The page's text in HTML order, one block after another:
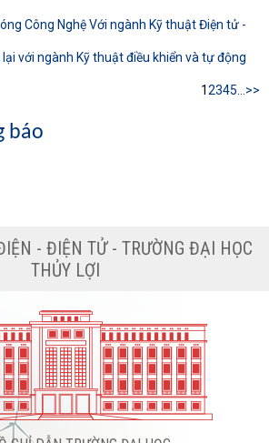
Công Nghệ Với ngành Kỹ thuật Điện tử -
với ngành Kỹ thuật điều khiển và tự động
12345 >>
báo
THỦY LỢI